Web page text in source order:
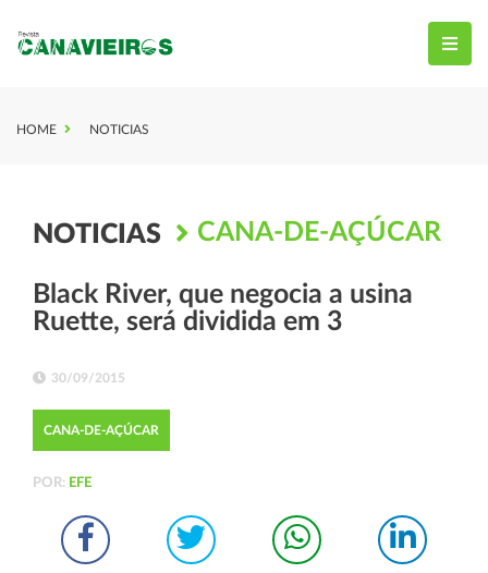
HOME NOTICIAS
NOTICIAS CANA-DE-AÇÚCAR
Black River, que negocia a usina
Ruette, será dividida em 3
30/09/2015
CANA-DE-AÇÚCAR
POR: EFE